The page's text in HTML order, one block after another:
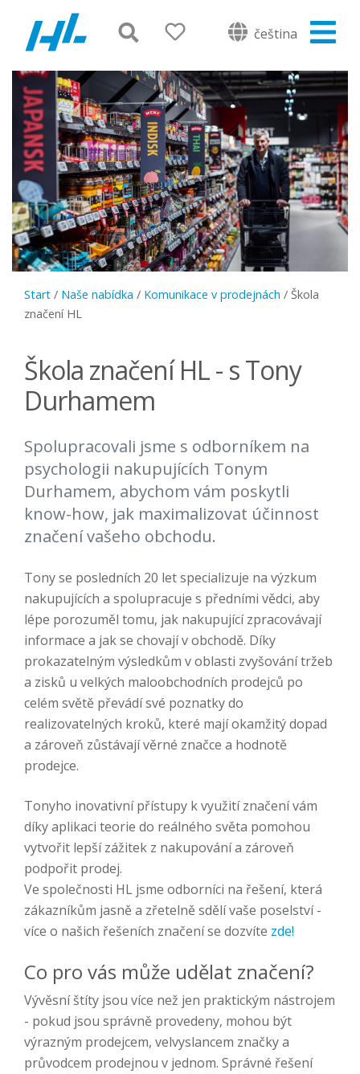
čeština
Start / Naše nabídka / Komunikace v prodejnách / Škola
značení HL
Škola značení HL - s Tony
Durhamem
Spolupracovali jsme s odborníkem na
psychologii nakupujících Tonym
Durhamem, abychom vám poskytli
know-how, jak maximalizovat účinnost
značení vašeho obchodu.
Tony se posledních 20 let specializuje na výzkum
nakupujících a spolupracuje s předními vědci, aby
lépe porozuměl tomu, jak nakupující zpracovávají
informace a jak se chovají v obchodě. Díky
prokazatelným výsledkům v oblasti zvyšování tržeb
a zisků u velkých maloobchodních prodejců po
celém světě převádí své poznatky do
realizovatelných kroků, které mají okamžitý dopad
a zároveň zůstávají věrné značce a hodnotě
prodejce.
Tonyho inovativní přístupy k využití značení vám
díky aplikaci teorie do reálného světa pomohou
vytvořit lepší zážitek z nakupování a zároveň
podpořit prodej.
Ve společnosti HL jsme odborníci na řešení, která
zákazníkům jasně a zřetelně sdělí vaše poselství -
více o našich řešeních značení se dozvíte zde!
Co pro vás může udělat značení?
Vývěsní štíty jsou více než jen praktickým nástrojem
- pokud jsou správně provedeny, mohou být
výrazným prodejcem, velvyslancem značky a
průvodcem prodejnou v jednom. Správné řešení